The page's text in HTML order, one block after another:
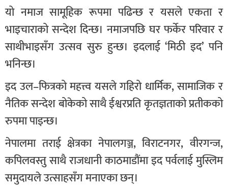
यो नमाज सामूहिक रूपमा पढिन्छ र यसले एकता र
भाइचाराको सन्देश दिन्छ। नमाजपछि घर फर्केर परिवार र
साथीभाइसँग उत्सव सुरु हुन्छ। इदलाई ‘मिठी इद’ पनि
भनिन्छ।
इद उल–फित्रको महत्त्व यसले गहिरो धार्मिक, सामाजिक र
नैतिक सन्देश बोकेको साथै ईश्वरप्रति कृतज्ञताको प्रतीकको
रुपमा पाइन्छ।
नेपालमा तराई क्षेत्रका नेपालगञ्ज, विराटनगर, वीरगन्ज,
कपिलवस्तु साथै राजधानी काठमाडौंमा इद पर्वलाई मुस्लिम
समुदायले उत्साहसँग मनाएका छन्।